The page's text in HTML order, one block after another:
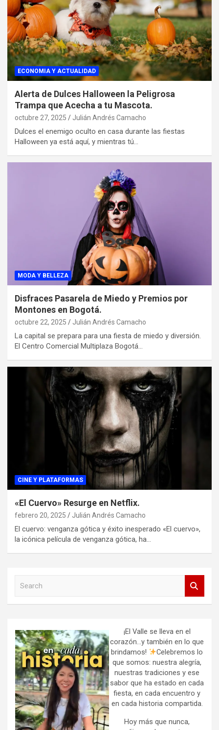
ECONOMIA Y ACTUALIDAD
Alerta de Dulces Halloween la Peligrosa
Trampa que Acecha a tu Mascota.
octubre 27, 2025 Julián Andrés Camacho
Dulces el enemigo oculto en casa durante las fiestas
Halloween ya está aquí, y mientras tú…
MODA Y BELLEZA
Disfraces Pasarela de Miedo y Premios por
Montones en Bogotá.
octubre 22, 2025 Julián Andrés Camacho
La capital se prepara para una fiesta de miedo y diversión.
El Centro Comercial Multiplaza Bogotá…
CINE Y PLATAFORMAS
«El Cuervo» Resurge en Netflix.
febrero 20, 2025 Julián Andrés Camacho
El cuervo: venganza gótica y éxito inesperado «El cuervo»,
la icónica película de venganza gótica, ha…
h
¡El Valle se lleva en el
corazón…y también en lo que
brindamos!
Celebremos lo
que somos: nuestra alegría,
nuestras tradiciones y ese
sabor que ha estado en cada
fiesta, en cada encuentro y
en cada historia compartida.
Hoy más que nunca,